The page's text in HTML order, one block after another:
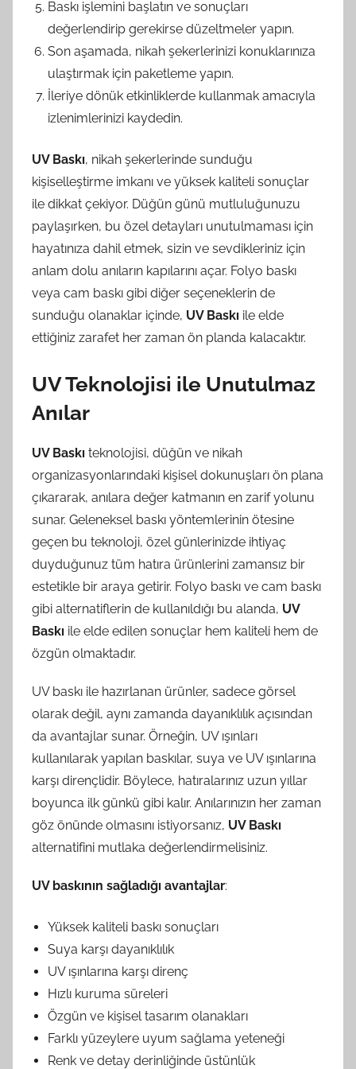
Baskı işlemini başlatın ve sonuçları
değerlendirip gerekirse düzeltmeler yapın.
Son aşamada, nikah şekerlerinizi konuklarınıza
ulaştırmak için paketleme yapın.
İleriye dönük etkinliklerde kullanmak amacıyla
izlenimlerinizi kaydedin.
UV Baskı, nikah şekerlerinde sunduğu
kişiselleştirme imkanı ve yüksek kaliteli sonuçlar
ile dikkat çekiyor. Düğün günü mutluluğunuzu
paylaşırken, bu özel detayları unutulmaması için
hayatınıza dahil etmek, sizin ve sevdikleriniz için
anlam dolu anıların kapılarını açar. Folyo baskı
veya cam baskı gibi diğer seçeneklerin de
sunduğu olanaklar içinde, UV Baskı ile elde
ettiğiniz zarafet her zaman ön planda kalacaktır.
UV Teknolojisi ile Unutulmaz
Anılar
UV Baskı teknolojisi, düğün ve nikah
organizasyonlarındaki kişisel dokunuşları ön plana
çıkararak, anılara değer katmanın en zarif yolunu
sunar. Geleneksel baskı yöntemlerinin ötesine
geçen bu teknoloji, özel günlerinizde ihtiyaç
duyduğunuz tüm hatıra ürünlerini zamansız bir
estetikle bir araya getirir. Folyo baskı ve cam baskı
gibi alternatiflerin de kullanıldığı bu alanda, UV
Baskı ile elde edilen sonuçlar hem kaliteli hem de
özgün olmaktadır.
UV baskı ile hazırlanan ürünler, sadece görsel
olarak değil, aynı zamanda dayanıklılık açısından
da avantajlar sunar. Örneğin, UV ışınları
kullanılarak yapılan baskılar, suya ve UV ışınlarına
karşı dirençlidir. Böylece, hatıralarınız uzun yıllar
boyunca ilk günkü gibi kalır. Anılarınızın her zaman
göz önünde olmasını istiyorsanız, UV Baskı
alternatifini mutlaka değerlendirmelisiniz.
UV baskının sağladığı avantajlar:
Yüksek kaliteli baskı sonuçları
Suya karşı dayanıklılık
UV ışınlarına karşı direnç
Hızlı kuruma süreleri
Özgün ve kişisel tasarım olanakları
Farklı yüzeylere uyum sağlama yeteneği
Renk ve detay derinliğinde üstünlük